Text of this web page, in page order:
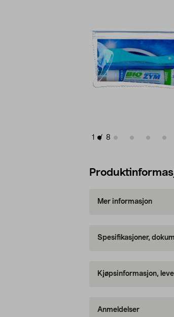
1 / 8
Mer informasjon
Spesifikasjoner,
Kjøpsinformasjon,
Anmeldelser